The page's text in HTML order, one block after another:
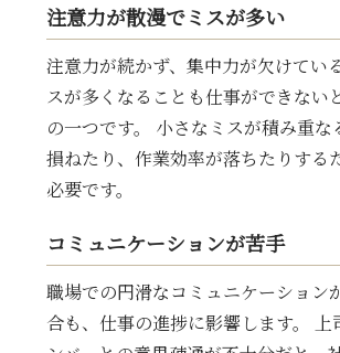
注意力が散漫でミスが多い
注意力が続かず、集中力が欠けてい
スが多くなることも仕事ができない
の一つです。 小さなミスが積み重な
損ねたり、作業効率が落ちたりする
必要です。
コミュニケーションが苦手
職場での円滑なコミュニケーション
合も、仕事の進捗に影響します。 上